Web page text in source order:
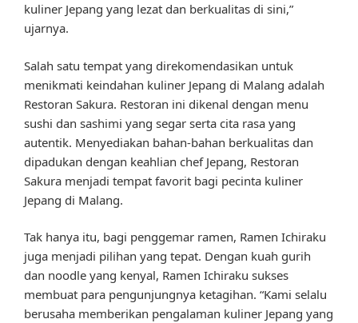
kuliner Jepang yang lezat dan berkualitas di sini,”
ujarnya.
Salah satu tempat yang direkomendasikan untuk
menikmati keindahan kuliner Jepang di Malang adalah
Restoran Sakura. Restoran ini dikenal dengan menu
sushi dan sashimi yang segar serta cita rasa yang
autentik. Menyediakan bahan-bahan berkualitas dan
dipadukan dengan keahlian chef Jepang, Restoran
Sakura menjadi tempat favorit bagi pecinta kuliner
Jepang di Malang.
Tak hanya itu, bagi penggemar ramen, Ramen Ichiraku
juga menjadi pilihan yang tepat. Dengan kuah gurih
dan noodle yang kenyal, Ramen Ichiraku sukses
membuat para pengunjungnya ketagihan. “Kami selalu
berusaha memberikan pengalaman kuliner Jepang yang